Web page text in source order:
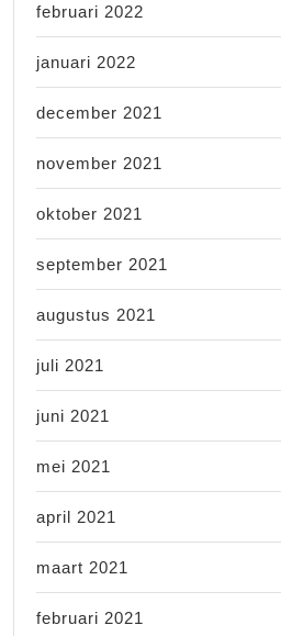
februari 2022
januari 2022
december 2021
november 2021
oktober 2021
september 2021
augustus 2021
juli 2021
juni 2021
mei 2021
april 2021
maart 2021
februari 2021